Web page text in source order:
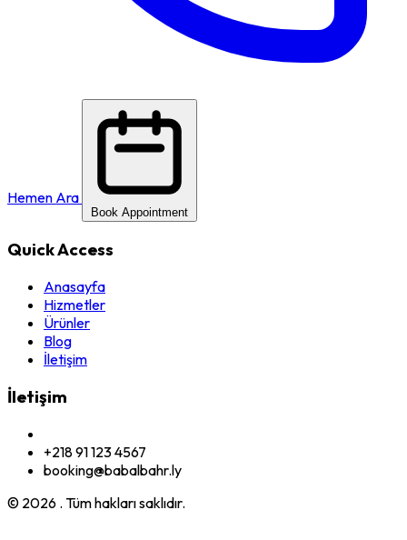
Hemen Ara
Book Appointment
Quick Access
Anasayfa
Hizmetler
Ürünler
Blog
İletişim
İletişim
+218 91 123 4567
booking@babalbahr.ly
© 2026 . Tüm hakları saklıdır.